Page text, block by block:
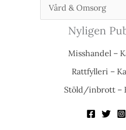
Nyligen
Misshandel –
Rattfylleri –
Stöld/inbrott –